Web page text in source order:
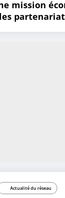
mission
Actualité du réseau